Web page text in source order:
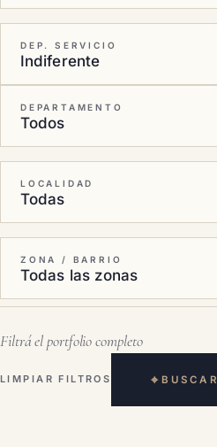
DEP. SERVICIO
DEPARTAMENTO
LOCALIDAD
ZONA / BARRIO
Filtrá el portfolio completo
LIMPIAR FILTROS ⌖ BUSCAR